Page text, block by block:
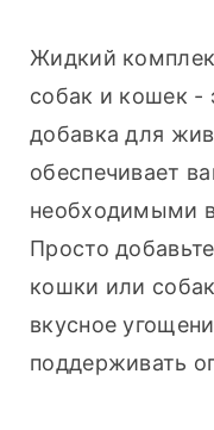
Жидкий
собак и кошек -
добавка для
обеспечивает
необходимыми
Просто
кошки или
вкусное
поддерживать